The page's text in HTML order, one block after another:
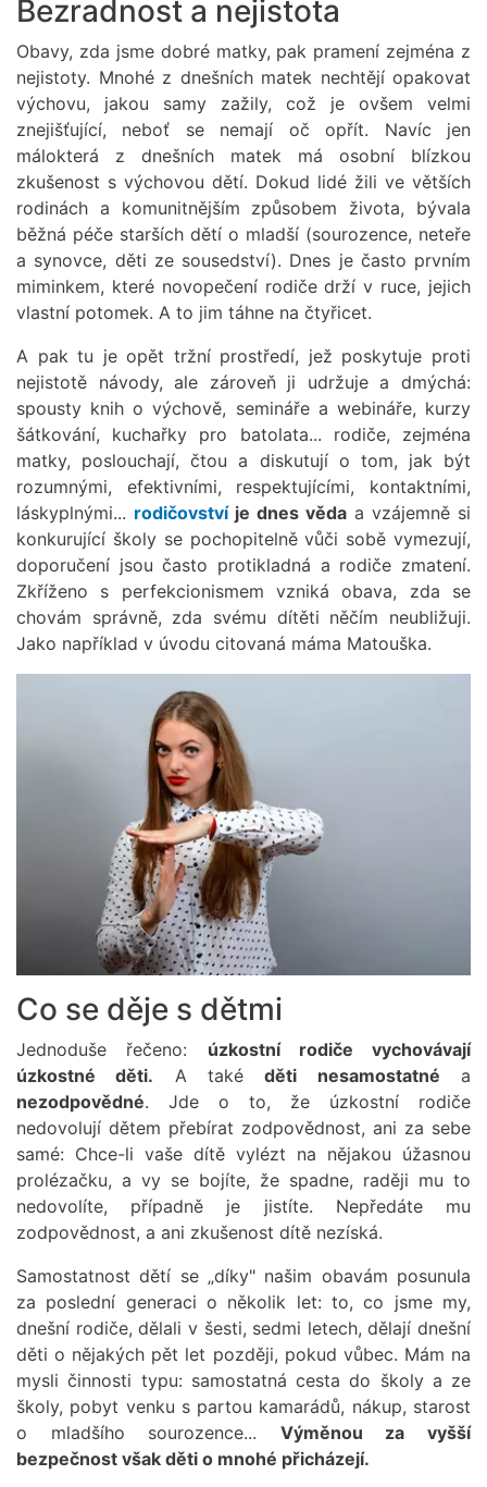
Bezradnost a nejistota
Obavy, zda jsme dobré matky, pak pramení zejména z
nejistoty. Mnohé z dnešních matek nechtějí opakovat
výchovu, jakou samy zažily, což je ovšem velmi
znejišťující, neboť se nemají oč opřít. Navíc jen
málokterá z dnešních matek má osobní blízkou
zkušenost s výchovou dětí. Dokud lidé žili ve větších
rodinách a komunitnějším způsobem života, bývala
běžná péče starších dětí o mladší (sourozence, neteře
a synovce, děti ze sousedství). Dnes je často prvním
miminkem, které novopečení rodiče drží v ruce, jejich
vlastní potomek. A to jim táhne na čtyřicet.
A pak tu je opět tržní prostředí, jež poskytuje proti
nejistotě návody, ale zároveň ji udržuje a dmýchá:
spousty knih o výchově, semináře a webináře, kurzy
šátkování, kuchařky pro batolata... rodiče, zejména
matky, poslouchají, čtou a diskutují o tom, jak být
rozumnými, efektivními, respektujícími, kontaktními,
láskyplnými... rodičovstvíje dnes věda a vzájemně si
konkurující školy se pochopitelně vůči sobě vymezují,
doporučení jsou často protikladná a rodiče zmatení.
Zkříženo s perfekcionismem vzniká obava, zda se
chovám správně, zda svému dítěti něčím neubližuji.
Jako například v úvodu citovaná máma Matouška.
Co se děje s dětmi
Jednoduše řečeno: úzkostní rodiče vychovávají
úzkostné děti. A takéděti nesamostatné a
nezodpovědné. Jde o to, že úzkostní rodiče
nedovolují dětem přebírat zodpovědnost, ani za sebe
samé: Chce-li vaše dítě vylézt na nějakou úžasnou
prolézačku, a vy se bojíte, že spadne, raději mu to
nedovolíte, případně je jistíte. Nepředáte mu
zodpovědnost, a ani zkušenost dítě nezíská.
Samostatnost dětí se „díky" našim obavám posunula
za poslední generaci o několik let: to, co jsme my,
dnešní rodiče, dělali v šesti, sedmi letech, dělají dnešní
děti o nějakých pět let později, pokud vůbec. Mám na
mysli činnosti typu: samostatná cesta do školy a ze
školy, pobyt venku s partou kamarádů, nákup, starost
o mladšího sourozence... Výměnou za vyšší
bezpečnost však děti o mnohé přicházejí.